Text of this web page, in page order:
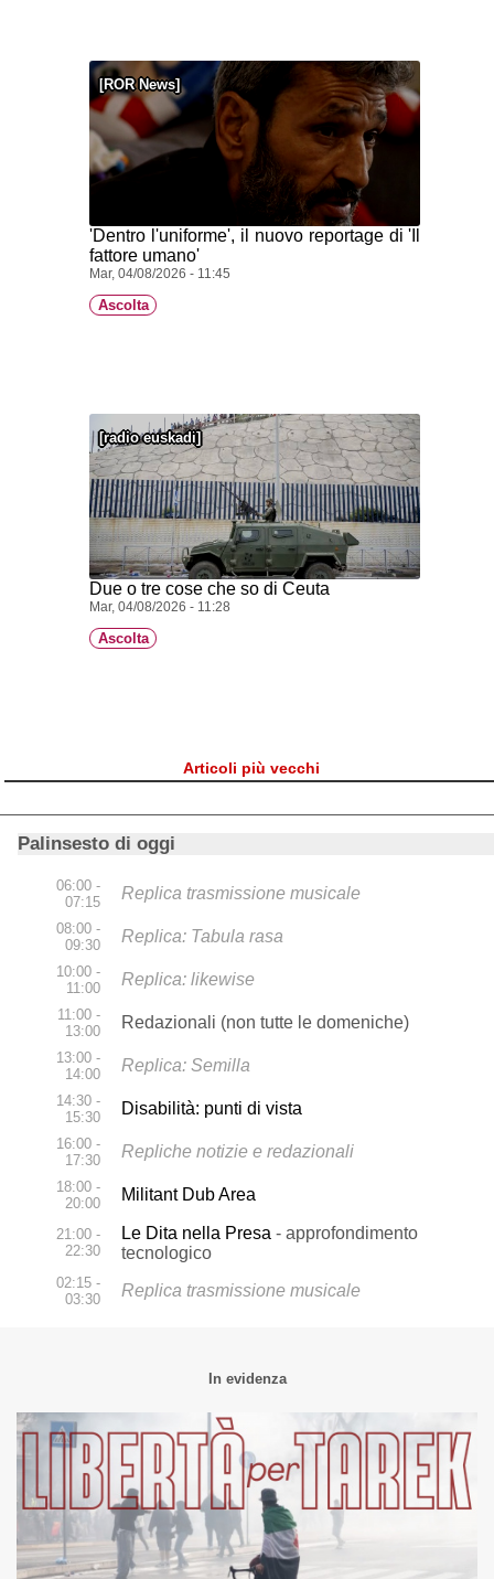
'Dentro l'uniforme', il nuovo reportage di 'Il
fattore umano'
Mar, 04/08/2026 - 11:45
ROR News
Ascolta
Due o tre cose che so di Ceuta
Mar, 04/08/2026 - 11:28
radio euskadi
Ascolta
Articoli più vecchi
Palinsesto di oggi
06:00 -
07:15
Replica trasmissione musicale
08:00 -
09:30
Replica: Tabula rasa
10:00 -
11:00
Replica: likewise
11:00 -
13:00
Redazionali (non tutte le domeniche)
13:00 -
14:00
Replica: Semilla
14:30 -
15:30
Disabilità: punti di vista
16:00 -
17:30
Repliche notizie e redazionali
18:00 -
20:00
Militant Dub Area
21:00 -
22:30
Le Dita nella Presa - approfondimento
tecnologico
02:15 -
03:30
Replica trasmissione musicale
In evidenza